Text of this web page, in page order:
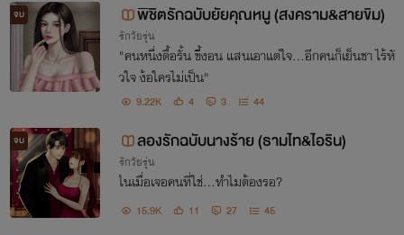
จบ พิชิตรักฉบับยัยคุณหนู (สงคราม&สายขิม)
รักวัยรุ่น
"คนหนึ่งดื้อรั้น ขี้งอน แสนเอาแต่ใจ...อีกคนก็เย็นชา ไร้หั
วใจ ง้อใครไม่เป็น"
9.22K 4 3 44
จบ ลองรักฉบับนางร้าย (ธามไท&ไอริน)
รักวัยรุ่น
ในเมื่อเจอคนที่ใช่...ทำไมต้องรอ?
15.9K 11 27 45